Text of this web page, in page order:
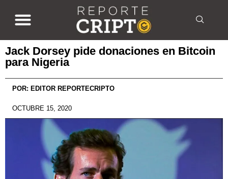
Jack Dorsey pide donaciones en Bitcoin
para Nigeria
POR: EDITOR REPORTECRIPTO
OCTUBRE 15, 2020